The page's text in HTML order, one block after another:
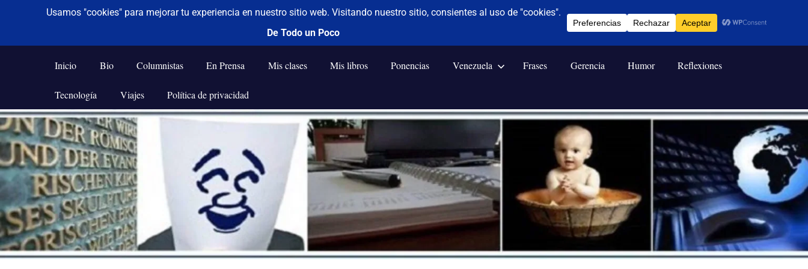
Saltar
al
contenido
De todo un poco
Frases,
Humor,
Tecnología
y
Viajes
Inicio Bio Columnistas En Prensa Mis clases Mis libros Ponencias Venezuela Frases Gerencia Humor Reflexiones
Tecnología Viajes Política de privacidad